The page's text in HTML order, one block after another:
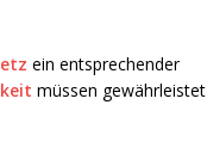
ein entsprechender
müssen gewährleistet